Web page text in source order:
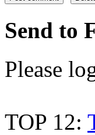
Send to
Please
TOP 12: